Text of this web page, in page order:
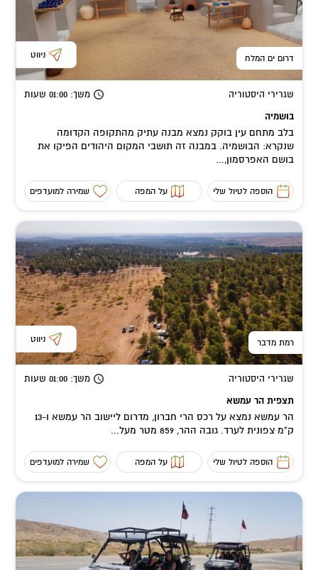
דרום ים המלח ניווט
שגרירי היסטוריה משך: 01:00 שעות
בושמיה
בלב מתחם עין בוקק נמצא מבנה עתיק מהתקופה הקדומה
שנקרא: הבושמיה. במבנה זה תושבי המקום היהודים הפיקו את
בושם האפרסמון,...
הוספה לטיול שלי על המפה שמירה למועדפים
רמת מדבר ניווט
שגרירי היסטוריה משך: 01:00 שעות
תצפית הר עמשא
הר עמשא נמצא על רכס הרי חברון, מדרום ליישוב הר עמשא ו-13
ק"מ צפונית לערד. גובה ההר, 859 מטר מעל...
הוספה לטיול שלי על המפה שמירה למועדפים